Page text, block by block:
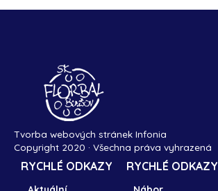
Tvorba webových stránek Infonia
Copyright 2020 · Všechna práva vyhrazená
RYCHLÉ ODKAZY RYCHLÉ ODKAZY